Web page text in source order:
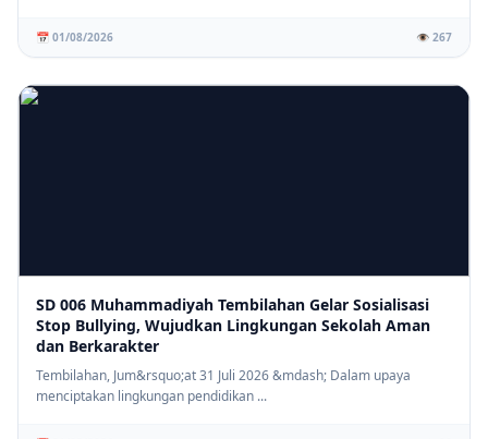
📅 01/08/2026 👁️ 267
SD 006 Muhammadiyah Tembilahan Gelar Sosialisasi
Stop Bullying, Wujudkan Lingkungan Sekolah Aman
dan Berkarakter
Tembilahan, Jum&rsquo;at 31 Juli 2026 &mdash; Dalam upaya
menciptakan lingkungan pendidikan ...